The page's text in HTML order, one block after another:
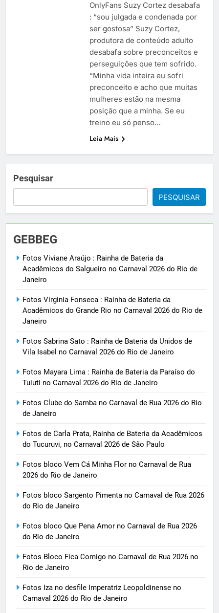
OnlyFans Suzy Cortez desabafa
: “sou julgada e condenada por
ser gostosa” Suzy Cortez,
produtora de conteúdo adulto
desabafa sobre preconceitos e
perseguições que tem sofrido.
“Minha vida inteira eu sofri
preconceito e acho que muitas
mulheres estão na mesma
posição que a minha. Se eu
treino eu só penso…
Leia Mais
Pesquisar
PESQUISAR
GEBBEG
Fotos Viviane Araújo : Rainha de Bateria da
Acadêmicos do Salgueiro no Carnaval 2026 do Rio de
Janeiro
Fotos Virginia Fonseca : Rainha de Bateria da
Acadêmicos do Grande Rio no Carnaval 2026 do Rio de
Janeiro
Fotos Sabrina Sato : Rainha de Bateria da Unidos de
Vila Isabel no Carnaval 2026 do Rio de Janeiro
Fotos Mayara Lima : Rainha de Bateria da Paraíso do
Tuiuti no Carnaval 2026 do Rio de Janeiro
Fotos Clube do Samba no Carnaval de Rua 2026 do Rio
de Janeiro
Fotos de Carla Prata, Rainha de Bateria da Acadêmicos
do Tucuruvi, no Carnaval 2026 de São Paulo
Fotos bloco Vem Cá Minha Flor no Carnaval de Rua
2026 do Rio de Janeiro
Fotos bloco Sargento Pimenta no Carnaval de Rua 2026
do Rio de Janeiro
Fotos bloco Que Pena Amor no Carnaval de Rua 2026
do Rio de Janeiro
Fotos Bloco Fica Comigo no Carnaval de Rua 2026 no
Rio de Janeiro
Fotos Iza no desfile Imperatriz Leopoldinense no
Carnaval 2026 do Rio de Janeiro